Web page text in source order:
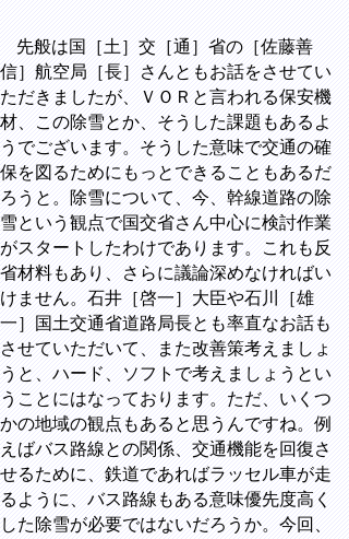
先般は国［土］交［通］省の［佐藤善
信］航空局［長］さんともお話をさせてい
ただきましたが、ＶＯＲと言われる保安機
材、この除雪とか、そうした課題もあるよ
うでございます。そうした意味で交通の確
保を図るためにもっとできることもあるだ
ろうと。除雪について、今、幹線道路の除
雪という観点で国交省さん中心に検討作業
がスタートしたわけであります。これも反
省材料もあり、さらに議論深めなければい
けません。石井［啓一］大臣や石川［雄
一］国土交通省道路局長とも率直なお話も
させていただいて、また改善策考えましょ
うと、ハード、ソフトで考えましょうとい
うことにはなっております。ただ、いくつ
かの地域の観点もあると思うんですね。例
えばバス路線との関係、交通機能を回復さ
せるために、鉄道であればラッセル車が走
るように、バス路線もある意味優先度高く
した除雪が必要ではないだろうか。今回、